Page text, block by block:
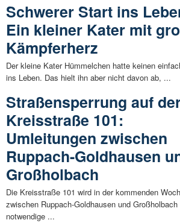
Schwerer Start ins
Ein kleiner Kater mit
Kämpferherz
Der kleine Kater Hümmelchen hatte keinen
ins Leben. Das hielt ihn aber nicht davon ab, ...
Straßensperrung auf
Kreisstraße 101:
Umleitungen zwischen
Ruppach-Goldhausen
Großholbach
Die Kreisstraße 101 wird in der kommenden
zwischen Ruppach-Goldhausen und Großholbach
notwendige ...